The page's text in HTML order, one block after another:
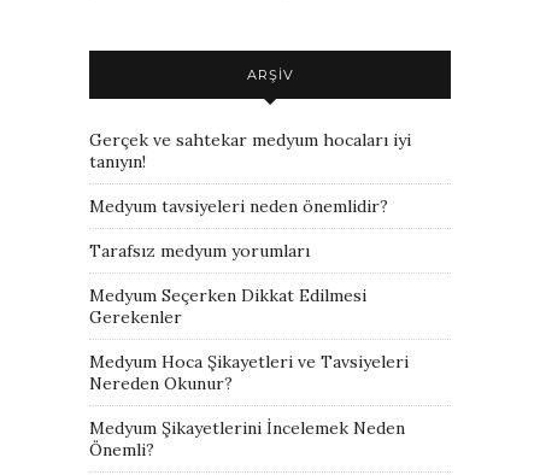
ARŞIV
Gerçek ve sahtekar medyum hocaları iyi
tanıyın!
Medyum tavsiyeleri neden önemlidir?
Tarafsız medyum yorumları
Medyum Seçerken Dikkat Edilmesi
Gerekenler
Medyum Hoca Şikayetleri ve Tavsiyeleri
Nereden Okunur?
Medyum Şikayetlerini İncelemek Neden
Önemli?